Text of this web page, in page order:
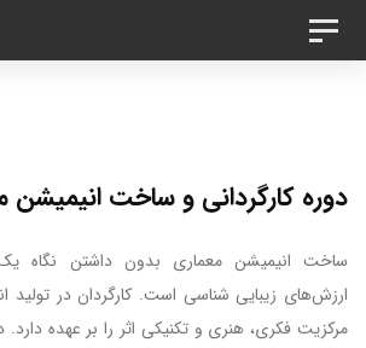
رد
لینک
ها
پرش
تغییر
وضعیت
دوره کارگردانی و ساخت انیمیشن
ساخت انیمیشن معماری بدون داشتن نگاه یک
ارزش‌های زیبایی شناسی است. کارگردان در
مرکزیت فکری، هنری و تکنیکی اثر را بر عهده دارد.